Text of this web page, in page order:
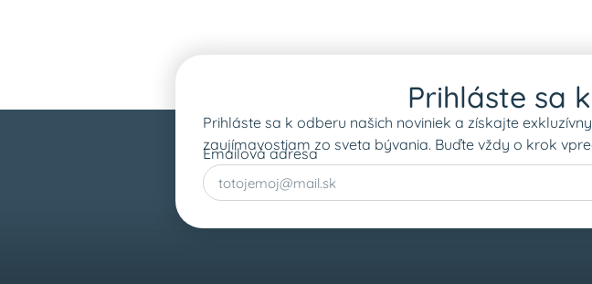
Prihláste sa
Prihláste sa k odberu našich noviniek a získajte
zaujímavostiam zo sveta bývania. Buďte vždy o krok
Emailová adresa